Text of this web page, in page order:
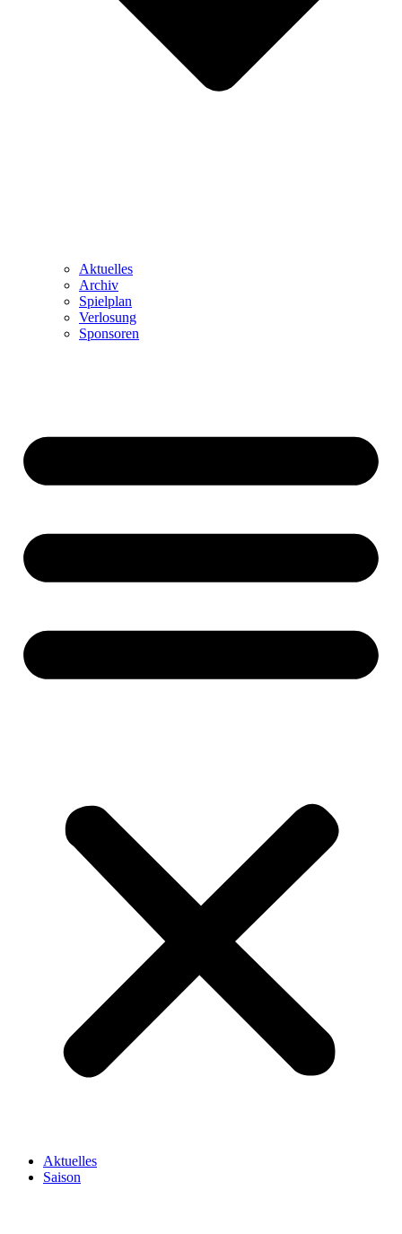
Aktuelles
Archiv
Spielplan
Verlosung
Sponsoren
Aktuelles
Saison